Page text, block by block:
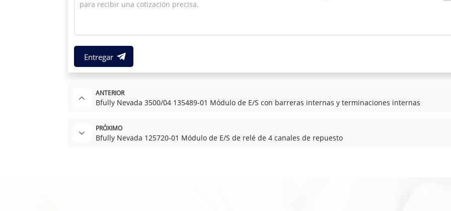
Entregar
ANTERIOR
Bfully Nevada 3500/04 135489-01 Módulo de E/S con barreras internas y terminaciones internas
PRÓXIMO
Bfully Nevada 125720-01 Módulo de E/S de relé de 4 canales de repuesto